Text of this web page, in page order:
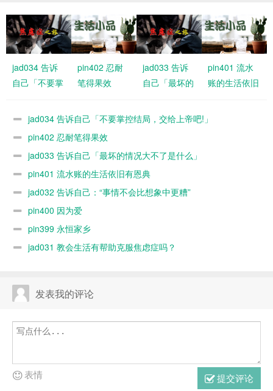
jad034 告诉
自己「不要掌
上帝吧!」
pin402 忍耐
笔得果效
jad033 告诉
自己「最坏的
什么」
pin401 流水
账的生活依旧
jad034 告诉自己「不要掌控结局，交给上帝吧!」
pin402 忍耐笔得果效
jad033 告诉自己「最坏的情况大不了是什么」
pin401 流水账的生活依旧有恩典
jad032 告诉自己：“事情不会比想象中更糟”
pin400 因为爱
pin399 永恒家乡
jad031 教会生活有帮助克服焦虑症吗？
发表我的评论
提交评论
表情